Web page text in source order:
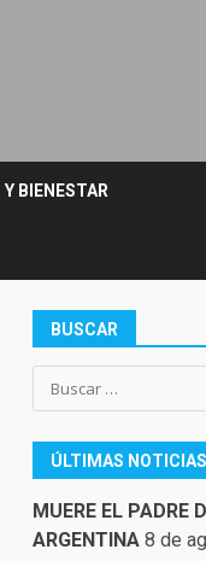
BIENESTAR
BUSCAR
Buscar:
ÚLTIMAS NOTICIAS
MUERE EL PADRE
ARGENTINA 8 de